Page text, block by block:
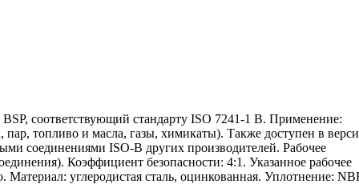
соответствующий стандарту ISO 7241-1 B. Применение:
топливо и масла, газы, химикаты). Также доступен в
соединениями ISO-B других производителей. Рабочее
Коэффициент безопасности: 4:1. Указанное рабочее
углеродистая сталь, оцинкованная. Уплотнение: